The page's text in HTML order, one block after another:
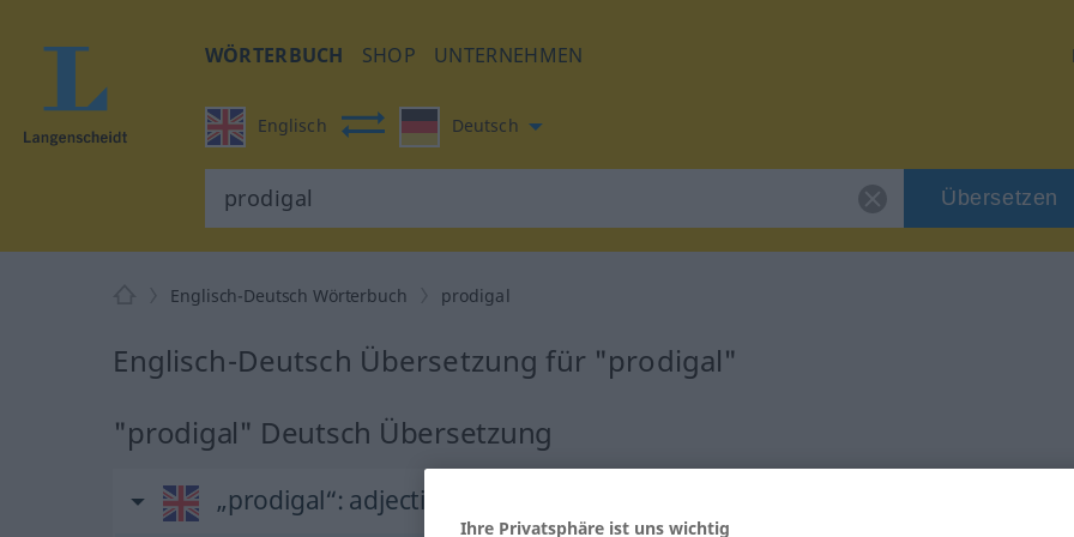
WÖRTERBUCH SHOP UNTERNEHMEN
Englisch Deutsch
Übersetzen
Englisch-Deutsch Wörterbuch prodigal
Englisch-Deutsch Übersetzung für "prodigal"
"prodigal" Deutsch Übersetzung
„prodigal“: adjective
Ihre Privatsphäre ist uns wichtig